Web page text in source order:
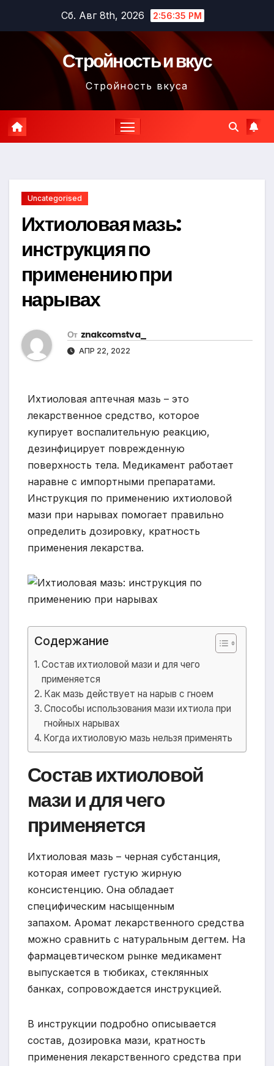
содержимому
Сб. Авг 8th, 2026 2:56:36 PM
Стройность и вкус
Стройность вкуса
Uncategorised
Ихтиоловая мазь:
инструкция по
применению при
нарывах
От znakcomstva_
АПР 22, 2022
Ихтиоловая аптечная мазь – это
лекарственное средство, которое
купирует воспалительную реакцию,
дезинфицирует поврежденную
поверхность тела. Медикамент работает
наравне с импортными препаратами.
Инструкция по применению ихтиоловой
мази при нарывах помогает правильно
определить дозировку, кратность
применения лекарства.
Содержание
Состав ихтиоловой мази и для чего
применяется
Как мазь действует на нарыв с гноем
Способы использования мази ихтиола при
гнойных нарывах
Когда ихтиоловую мазь нельзя применять
Состав ихтиоловой
мази и для чего
применяется
Ихтиоловая мазь – черная субстанция,
которая имеет густую жирную
консистенцию. Она обладает
специфическим насыщенным
запахом. Аромат лекарственного средства
можно сравнить с натуральным дегтем. На
фармацевтическом рынке медикамент
выпускается в тюбиках, стеклянных
банках, сопровождается инструкцией.
В инструкции подробно описывается
состав, дозировка мази, кратность
применения лекарственного средства при